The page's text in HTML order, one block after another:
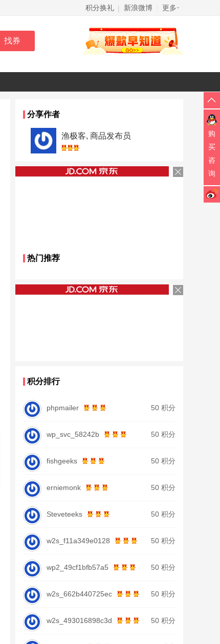
积分换礼 | 新浪微博 更多
分享作者
渔极客, 商品发布员
热门推荐
积分排行
phpmailer 50 积分
wp_svc_58242b 50 积分
fishgeeks 50 积分
erniemonk 50 积分
Steveteeks 50 积分
w2s_f11a349e0128 50 积分
wp2_49cf1bfb57a5 50 积分
w2s_662b440725ec 50 积分
w2s_493016898c3d 50 积分
购
买
咨
询